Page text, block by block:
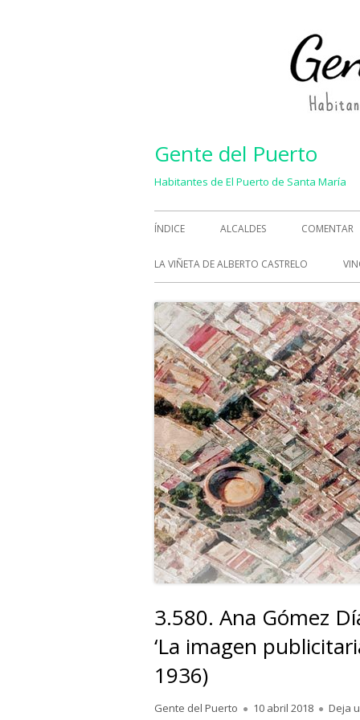
Gente del Puerto
Habitantes de El Puerto de Santa María
Menú
principal
ÍNDICE ALCALDES COMENTAR
LA VIÑETA DE ALBERTO CASTRELO
3.580. Ana Gómez
‘La imagen
1936)
Autor
Gente del Puerto
Publicado
10 abril 2018 Deja